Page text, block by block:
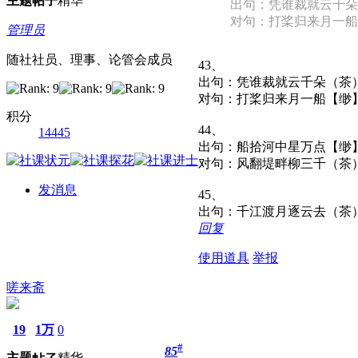
管理员
随社社员、理事、论管会成员
积分
14445
发消息
出句：凭谁裁就云千朵
对句：打桨归来月一船
43、
出句：凭谁裁就云千朵（茶）
对句：打桨归来月一船【缈】
44、
出句：船拾河中星万点【缈】
对句：风翻堤畔柳三千（茶）
45、
出句：千江渡月逐云去（茶）
回复
使用道具 举报
嗟来斋
19 1万 0
85#